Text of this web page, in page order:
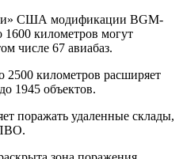
США модификации BGM-
километров могут
числе 67 авиабаз.
2500 километров расширяет
1945 объектов.
поражать удаленные склады,